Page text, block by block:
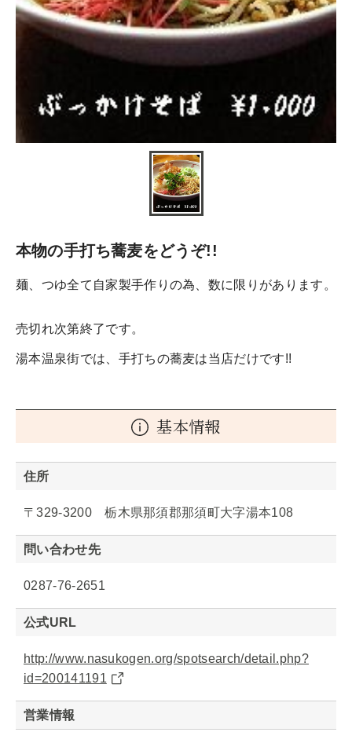
本物の手打ち蕎麦をどうぞ!!
麺、つゆ全て自家製手作りの為、数に限りがあります。
売切れ次第終了です。
湯本温泉街では、手打ちの蕎麦は当店だけです!!
基本情報
住所
〒329-3200 栃木県那須郡那須町大字湯本108
問い合わせ先
0287-76-2651
公式URL
http://www.nasukogen.org/spotsearch/detail.php?
id=200141191
営業情報